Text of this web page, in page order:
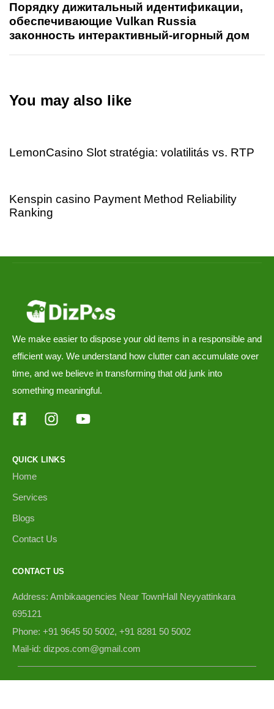
Порядку дижитальный идентификации,
обеспечивающие Vulkan Russia
законность интерактивный-игорный дом
You may also like
LemonCasino Slot stratégia: volatilitás vs. RTP
Kenspin casino Payment Method Reliability
Ranking
We make easier to dispose your old items in a responsible and
efficient way. We understand how clutter can accumulate over
time, and we believe in transforming that old junk into
something meaningful.
QUICK LINKS
Home
Services
Blogs
Contact Us
CONTACT US
Address: Ambikaagencies Near TownHall Neyyattinkara
695121
Phone: +91 9645 50 5002, +91 8281 50 5002
Mail-id: dizpos.com@gmail.com